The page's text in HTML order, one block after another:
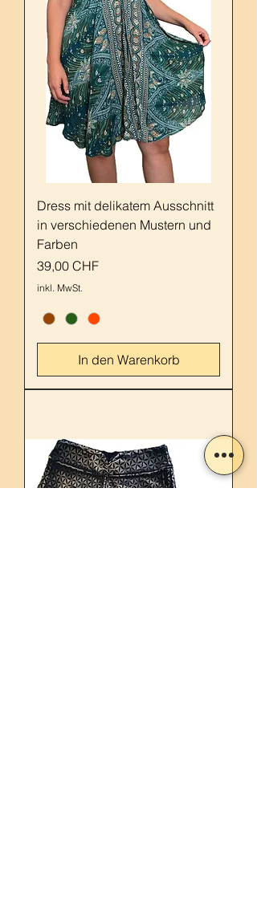
Dress mit delikatem Ausschnitt
in verschiedenen Mustern und
Farben
Preis
39,00 CHF
inkl. MwSt.
In den Warenkorb